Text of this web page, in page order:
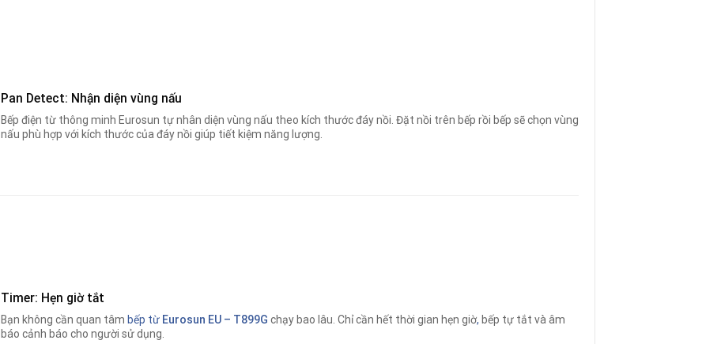
Pan Detect: Nhận diện vùng nấu
Bếp điện từ thông minh Eurosun tự nhân diện vùng nấu theo kích thước đáy nồi. Đặt nồi trên bếp rồi bếp sẽ chọn vùng
nấu phù hợp với kích thước của đáy nồi giúp tiết kiệm năng lượng.
Timer: Hẹn giờ tắt
Bạn không cần quan tâm bếp từ Eurosun EU – T899G chạy bao lâu. Chỉ cần hết thời gian hẹn giờ, bếp tự tắt và âm
báo cảnh báo cho người sử dụng.